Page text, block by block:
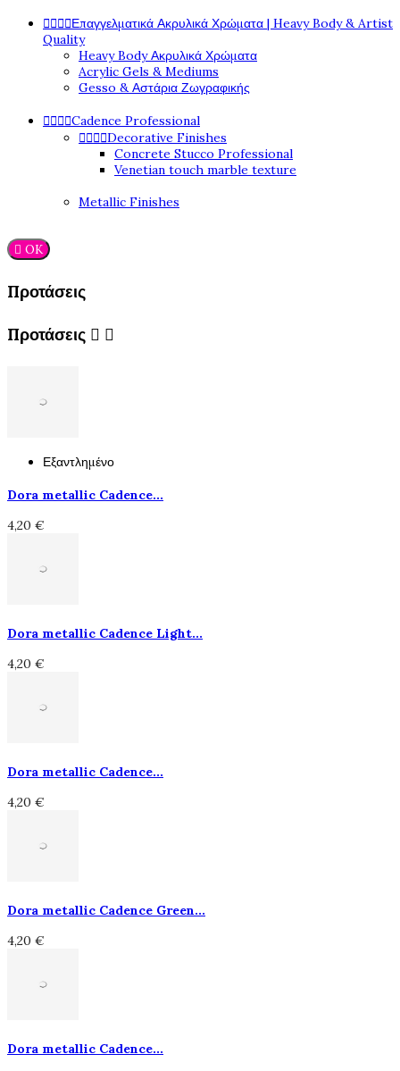
Επαγγελματικά Ακρυλικά Χρώματα | Heavy Body & Artist
Quality
Heavy Body Ακρυλικά Χρώματα
Acrylic Gels & Mediums
Gesso & Αστάρια Ζωγραφικής
Cadence Professional
Decorative Finishes
Concrete Stucco Professional
Venetian touch marble texture
Metallic Finishes
 OK
Προτάσεις
Προτάσεις  
Εξαντλημένο
Dora metallic Cadence...
4,20 €
Dora metallic Cadence Light...
4,20 €
Dora metallic Cadence...
4,20 €
Dora metallic Cadence Green...
4,20 €
Dora metallic Cadence...